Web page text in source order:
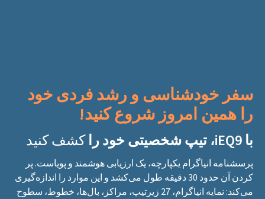
سفر خودشناسی و رشد فردی خود
را همین امروز شروع کنید!
با iEQ9، تیپ شخصیتی خود را کشف کنید
پرسشنامه انیاگرام یکپارچه، یک ارزیابی هوشمند و پویاست. پر
کردن آن حدود 30 دقیقه طول می‌کشد و این موارد را اندازه‌گیری
می‌کند: نمایه انیاگرام، 27 زیرتیپ، مراکز، بال‌ها، خطوط، سطوح